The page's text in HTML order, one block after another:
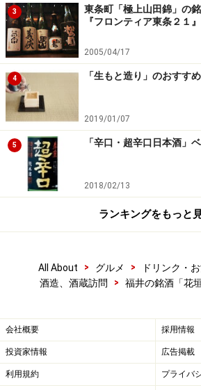
3
東条町「極上山田錦」の
『フロンティア東条２１
2005/04/17
4 「生もと造り」のおすす
2019/01/07
5 「辛口・超辛口日本酒」
2018/02/13
ランキングをもっと
All About > グルメ > ドリンク・
酒造、酒蔵訪問
> 福井の銘酒「花
会社概要 採用情報
投資家情報 広告掲載
利用規約 プライバ